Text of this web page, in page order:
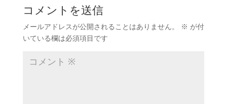
コメントを送信
メールアドレスが公開されることはありません。 ※ が付
いている欄は必須項目です